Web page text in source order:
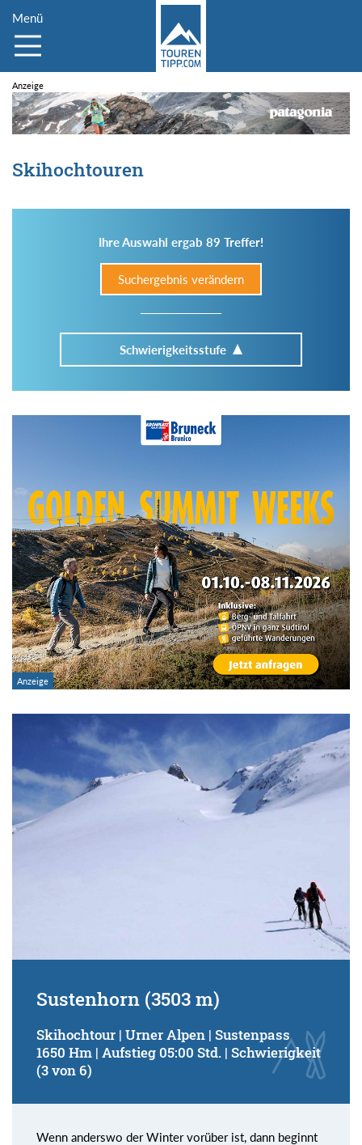
Menü
Skihochtouren
Ihre Auswahl ergab 89 Treffer!
Suchergebnis verändern
Schwierigkeitsstufe
Im Tourenarchiv suchen
Region:
Gebirge:
Art der Tour:
Schwierigkeitsgrad:
Kondition (Tourdauer):
von
bis
Sustenhorn (3503 m)
Skihochtour | Urner Alpen | Sustenpass
1650 Hm | Aufstieg 05:00 Std. | Schwierigkeit
(3 von 6)
Wenn anderswo der Winter vorüber ist, dann beginnt